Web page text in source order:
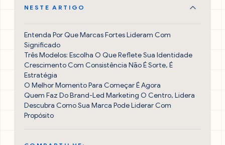
NESTE ARTIGO
Entenda Por Que Marcas Fortes Lideram Com
Significado
Três Modelos: Escolha O Que Reflete Sua Identidade
Crescimento Com Consistência Não É Sorte, É
Estratégia
O Melhor Momento Para Começar É Agora
Quem Faz Do Brand-Led Marketing O Centro, Lidera
Descubra Como Sua Marca Pode Liderar Com
Propósito